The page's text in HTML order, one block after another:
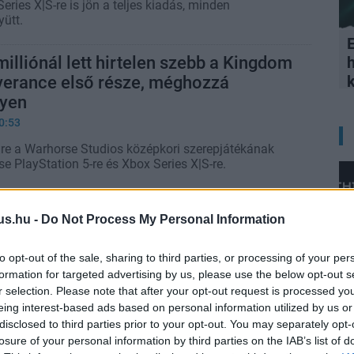
- Do Not Process My Personal Information
opt-out of the sale, sharing to third parties, or processing of your
for targeted advertising by us, please use the below opt-out
selection. Please note that after your opt-out request is processed
interest-based ads based on personal information utilized by us
to third parties prior to your opt-out. You may separately
of your personal information by third parties on the IAB’s list of
X|S-re is jön a teljes kiadás, minden
lett hirtelen szebb a Kingdom
első része, méghozzá
a Warhorse Studios középkori szerepjátékának
PlayStation 5-re és Xbox Series X|S-re.
t mészároltak le, mint amekkora a
jelentős részét tajtrészegen követték el.
a GTA: San Andreasból ismerős